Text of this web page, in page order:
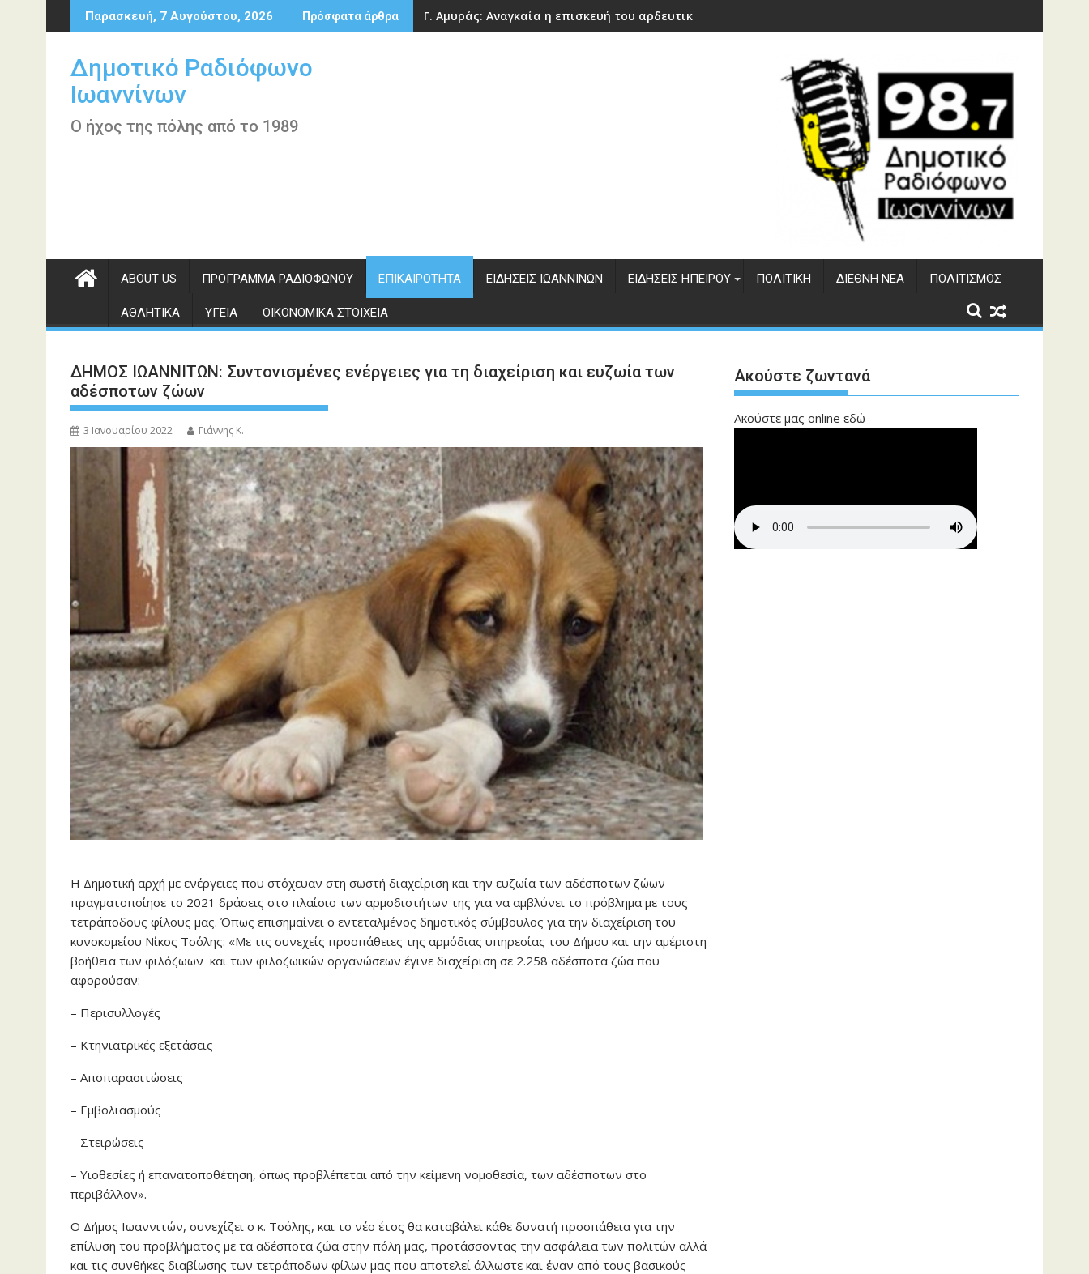
Περάστε
στο
Παρασκευή, 7 Αυγούστου, 2026 Πρόσφατα άρθρα Γ. Αμυράς: Αναγκαία η επισκευή του αρδευτικού φράγματος Αώου
Δημοτικό Ραδιόφωνο
Ιωαννίνων
Ο ήχος της πόλης από το 1989
ABOUT US ΠΡΌΓΡΑΜΜΑ ΡΑΔΙΟΦΏΝΟΥ ΕΠΙΚΑΙΡΌΤΗΤΑ ΕΙΔΉΣΕΙΣ ΙΩΑΝΝΊΝΩΝ ΕΙΔΉΣΕΙΣ ΗΠΕΊΡΟΥ ΠΟΛΙΤΙΚΉ ΔΙΕΘΝΉ ΝΈΑ ΠΟΛΙΤΙΣΜΌΣ
ΑΘΛΗΤΙΚΆ ΥΓΕΊΑ ΟΙΚΟΝΟΜΙΚΆ ΣΤΟΙΧΕΊΑ
ΔΗΜΟΣ ΙΩΑΝΝΙΤΩΝ: Συντονισμένες ενέργειες για τη διαχείριση και ευζωία των
αδέσποτων ζώων
3 Ιανουαρίου 2022 Γιάννης Κ.
Η Δημοτική αρχή με ενέργειες που στόχευαν στη σωστή διαχείριση και την ευζωία των αδέσποτων ζώων
πραγματοποίησε το 2021 δράσεις στο πλαίσιο των αρμοδιοτήτων της για να αμβλύνει το πρόβλημα με τους
τετράποδους φίλους μας. Όπως επισημαίνει ο εντεταλμένος δημοτικός σύμβουλος για την διαχείριση του
κυνοκομείου Νίκος Τσόλης: «Με τις συνεχείς προσπάθειες της αρμόδιας υπηρεσίας του Δήμου και την αμέριστη
βοήθεια των φιλόζωων και των φιλοζωικών οργανώσεων έγινε διαχείριση σε 2.258 αδέσποτα ζώα που
αφορούσαν:
– Περισυλλογές
– Κτηνιατρικές εξετάσεις
– Αποπαρασιτώσεις
– Εμβολιασμούς
– Στειρώσεις
– Υιοθεσίες ή επανατοποθέτηση, όπως προβλέπεται από την κείμενη νομοθεσία, των αδέσποτων στο
περιβάλλον».
Ο Δήμος Ιωαννιτών, συνεχίζει ο κ. Τσόλης, και το νέο έτος θα καταβάλει κάθε δυνατή προσπάθεια για την
επίλυση του προβλήματος με τα αδέσποτα ζώα στην πόλη μας, προτάσσοντας την ασφάλεια των πολιτών αλλά
και τις συνθήκες διαβίωσης των τετράποδων φίλων μας που αποτελεί άλλωστε και έναν από τους βασικούς
Ακούστε ζωντανά
Ακούστε μας online εδώ